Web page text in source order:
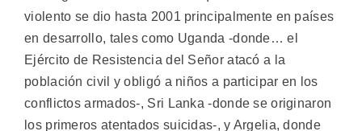
violento se dio hasta 2001 principalmente en países
en desarrollo, tales como Uganda -donde… el
Ejército de Resistencia del Señor atacó a la
población civil y obligó a niños a participar en los
conflictos armados-, Sri Lanka -donde se originaron
los primeros atentados suicidas-, y Argelia, donde